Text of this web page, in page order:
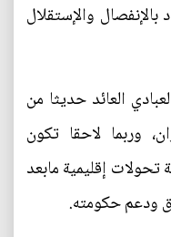
بالإنفصال والإستقلال
العائد حديثا من
وربما لاحقا تكون
إقليمية مابعد
ودعم حكومته.